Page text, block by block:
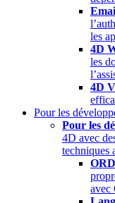
les
4D
les
4D
Pour les
Pour les
4D avec
techniques
avec